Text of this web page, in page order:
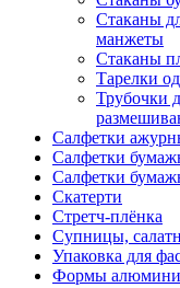
Стаканы
манжеты
Стаканы
Тарелки
Трубочки
Салфетки
Салфетки
Салфетки
Скатерти
Стретч-плёнка
Супницы,
Упаковка для
Формы